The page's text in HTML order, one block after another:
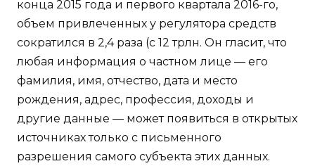
конца 2015 года и первого квартала 2016-го,
объем привлеченных у регулятора средств
сократился в 2,4 раза (с 12 трлн. Он гласит, что
любая информация о частном лице — его
фамилия, имя, отчество, дата и место
рождения, адрес, профессия, доходы и
другие данные — может появиться в открытых
источниках только с письменного
разрешения самого субъекта этих данных.